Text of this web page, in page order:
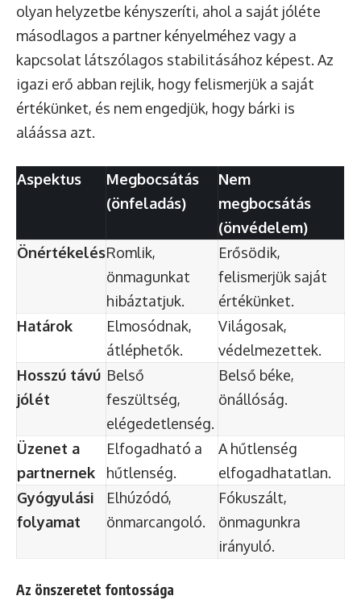
olyan helyzetbe kényszeríti, ahol a saját jóléte
másodlagos a partner kényelméhez vagy a
kapcsolat látszólagos stabilitásához képest. Az
igazi erő abban rejlik, hogy felismerjük a saját
értékünket, és nem engedjük, hogy bárki is
aláássa azt.
Aspektus
Megbocsátás
(önfeladás)
Nem
megbocsátás
(önvédelem)
ÖnértékelésRomlik,
önmagunkat
hibáztatjuk.
Erősödik,
felismerjük saját
értékünket.
Határok
Elmosódnak,
átléphetők.
Világosak,
védelmezettek.
Hosszú távú
jólét
Belső
feszültség,
elégedetlenség.
Belső béke,
önállóság.
Üzenet a
partnernek
Elfogadható a
hűtlenség.
A hűtlenség
elfogadhatatlan.
Gyógyulási
folyamat
Elhúzódó,
önmarcangoló.
Fókuszált,
önmagunkra
irányuló.
Az önszeretet fontossága